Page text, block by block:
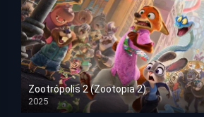
Zootrópolis 2 (Zootopia 2)
2025
HD 1080p